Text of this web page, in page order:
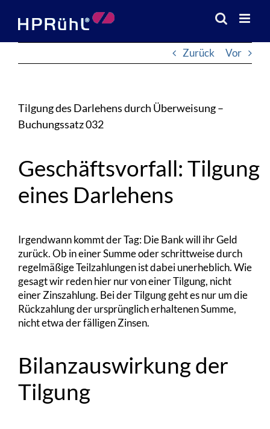
Inhalt
springen
Zurück
Vor
Tilgung des Darlehens durch Überweisung –
Buchungssatz 032
Geschäftsvorfall: Tilgung
eines Darlehens
Irgendwann kommt der Tag: Die Bank will ihr Geld
zurück. Ob in einer Summe oder schrittweise durch
regelmäßige Teilzahlungen ist dabei unerheblich. Wie
gesagt wir reden hier nur von einer Tilgung, nicht
einer Zinszahlung. Bei der Tilgung geht es nur um die
Rückzahlung der ursprünglich erhaltenen Summe,
nicht etwa der fälligen Zinsen.
Bilanzauswirkung der
Tilgung